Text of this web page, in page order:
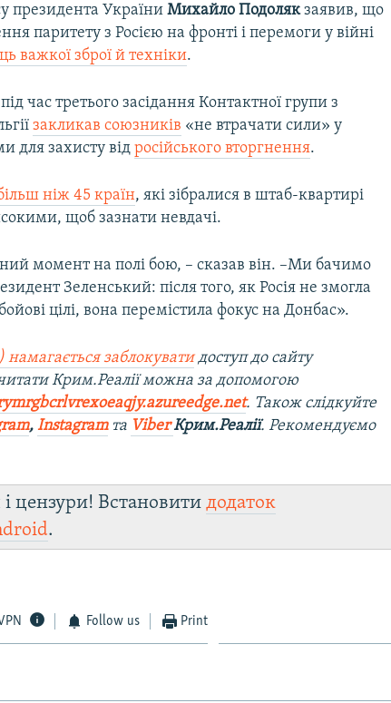
президента УкраїниМихайло Подолякзаявив, що
паритету з Росією на фронті і перемоги у війні
важкої зброї й техніки.
під час третього засідання Контактної групи з
закликав союзників «не втрачати сили» у
для захисту відросійського вторгнення.
ніж 45 країн, які зібралися в штаб-квартирі
щоб зазнати невдачі.
момент на полі бою, – сказав він. –Ми бачимо
Зеленський: після того, як Росія не змогла
цілі, вона перемістила фокус на Донбас».
заблокуватидоступ до сайту
Крим.Реалії можна за допомогою
. Також слідкуйте
,Instagramта ViberКрим.Реалії. Рекомендуємо
цензури! Встановитидодаток
.
Follow us Print